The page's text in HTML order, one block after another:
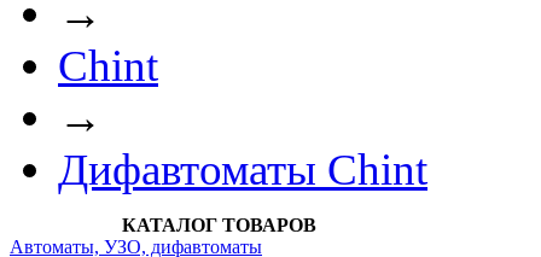
→
Chint
→
Дифавтоматы Chint
КАТАЛОГ ТОВАРОВ
Автоматы, УЗО, дифавтоматы